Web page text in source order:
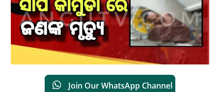
Join Our WhatsApp Channel